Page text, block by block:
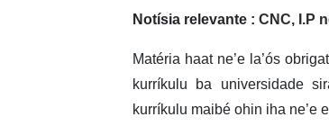
Notísia relevante : CNC, I.P
Matéria haat ne’e la’ós
kurríkulu ba universidade
kurríkulu maibé ohin iha ne’e